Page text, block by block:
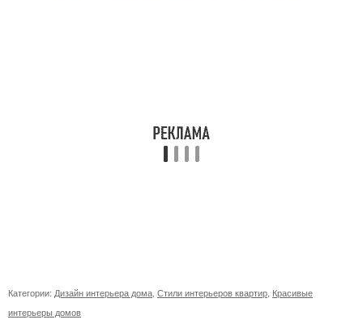
Категории: Дизайн интерьера дома, Стили интерьеров квартир, Красивые
интерьеры домов